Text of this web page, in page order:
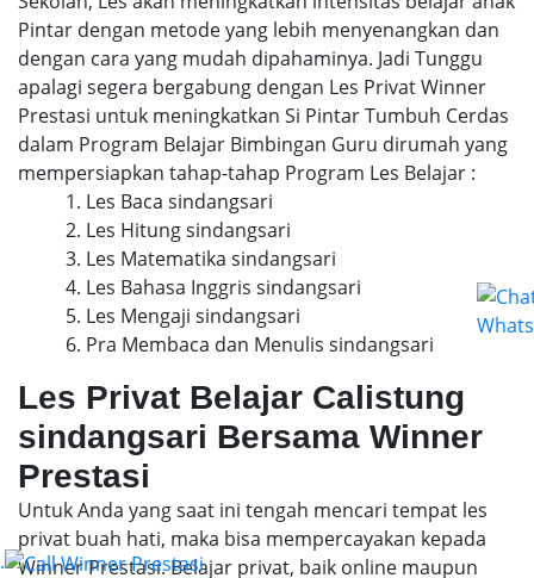
Pintar dengan metode yang lebih menyenangkan dan
dengan cara yang mudah dipahaminya. Jadi Tunggu
apalagi segera bergabung dengan Les Privat Winner
Prestasi untuk meningkatkan Si Pintar Tumbuh Cerdas
dalam Program Belajar Bimbingan Guru dirumah yang
mempersiapkan tahap-tahap Program Les Belajar :
1. Les Baca sindangsari
2. Les Hitung sindangsari
3. Les Matematika sindangsari
4. Les Bahasa Inggris sindangsari
5. Les Mengaji sindangsari
6. Pra Membaca dan Menulis sindangsari
Les Privat Belajar Calistung
sindangsari Bersama Winner
Prestasi
Untuk Anda yang saat ini tengah mencari tempat les
privat buah hati, maka bisa mempercayakan kepada
Winner Prestasi. Belajar privat, baik online maupun
.